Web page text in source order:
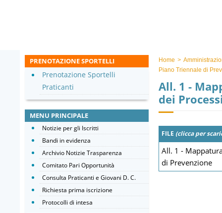
Home >
Piano Triennale di
All. 1 -
dei
FILE (clicca per
All. 1 -
di Prevenzione
PRENOTAZIONE SPORTELLI
Prenotazione Sportelli
Praticanti
MENU PRINCIPALE
Notizie per gli Iscritti
Bandi in evidenza
Archivio Notizie Trasparenza
Comitato Pari Opportunità
Consulta Praticanti e Giovani D. C.
Richiesta prima iscrizione
Protocolli di intesa